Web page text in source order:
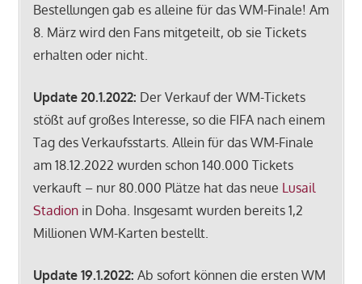
Bestellungen gab es alleine für das WM-Finale! Am
8. März wird den Fans mitgeteilt, ob sie Tickets
erhalten oder nicht.
Update 20.1.2022: Der Verkauf der WM-Tickets
stößt auf großes Interesse, so die FIFA nach einem
Tag des Verkaufsstarts. Allein für das WM-Finale
am 18.12.2022 wurden schon 140.000 Tickets
verkauft – nur 80.000 Plätze hat das neue Lusail
Stadionin Doha. Insgesamt wurden bereits 1,2
Millionen WM-Karten bestellt.
Update 19.1.2022: Ab sofort können die ersten WM